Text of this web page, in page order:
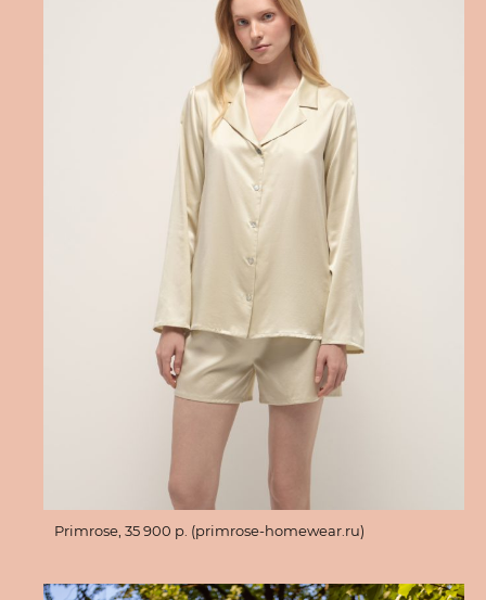
Primrose, 35 900 p. (primrose-homewear.ru)